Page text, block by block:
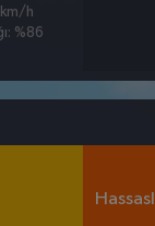
km/h
%86